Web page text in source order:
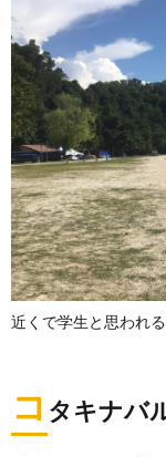
近くで学生と思われ
コ タキナバ